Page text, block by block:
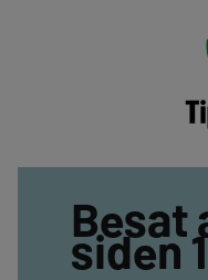
Besat
siden